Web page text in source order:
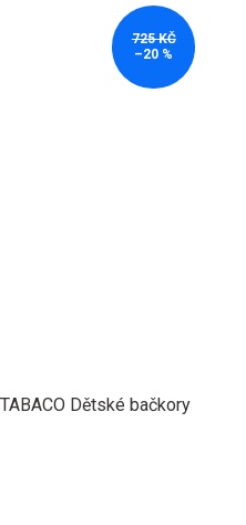
725 KČ
–20 %
Dětské bačkory